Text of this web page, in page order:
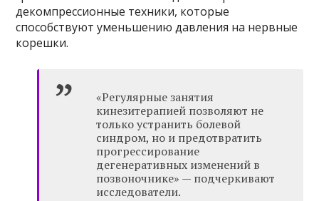
декомпрессионные техники, которые
способствуют уменьшению давления на нервные
корешки.
«Регулярные занятия
кинезитерапией позволяют не
только устранить болевой
синдром, но и предотвратить
прогрессирование
дегенеративных изменений в
позвоночнике» — подчеркивают
исследователи.